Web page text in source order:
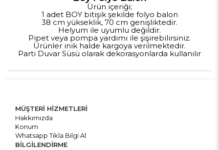
Ürün içeriği;
1 adet BOY bitişik şekilde folyo balon
38 cm yükseklik, 70 cm genişliktedir.
Helyum ile uyumlu değildir.
Pipet veya pompa yardımı ile şişirebilirsiniz.
Ürünler inik halde kargoya verilmektedir.
Parti Duvar Süsü olarak dekorasyonlarda kullanılır
MÜŞTERİ HİZMETLERİ
Hakkımızda
Konum
Whatsapp Tıkla Bilgi Al
BİLGİLENDİRME